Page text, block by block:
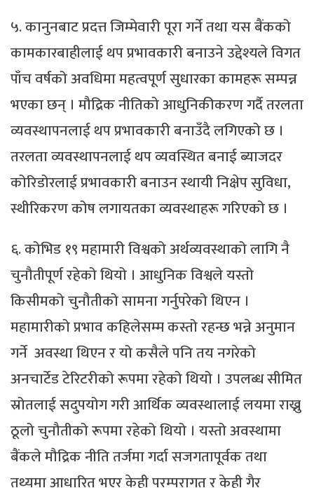
५. कानुनबाट प्रदत्त जिम्मेवारी पूरा गर्ने तथा यस बैंकको
कामकारबाहीलाई थप प्रभावकारी बनाउने उद्देश्यले विगत
पाँच वर्षको अवधिमा महत्वपूर्ण सुधारका कामहरू सम्पन्न
भएका छन् । मौद्रिक नीतिको आधुनिकीकरण गर्दै तरलता
व्यवस्थापनलाई थप प्रभावकारी बनाउँदै लगिएको छ ।
तरलता व्यवस्थापनलाई थप व्यवस्थित बनाई ब्याजदर
कोरिडोरलाई प्रभावकारी बनाउन स्थायी निक्षेप सुविधा,
स्थीरिकरण कोष लगायतका व्यवस्थाहरू गरिएको छ ।
६. कोभिड १९ महामारी विश्वको अर्थव्यवस्थाको लागि नै
चुनौतीपूर्ण रहेको थियो । आधुनिक विश्वले यस्तो
किसीमको चुनौतीको सामना गर्नुपरेको थिएन ।
महामारीको प्रभाव कहिलेसम्म कस्तो रहन्छ भन्ने अनुमान
गर्ने अवस्था थिएन र यो कसैले पनि तय नगरेको
अनचार्टेड टेरिटरीको रूपमा रहेको थियो । उपलब्ध सीमित
स्रोतलाई सदुपयोग गरी आर्थिक व्यवस्थालाई लयमा राख्नु
ठूलो चुनौतीको रूपमा रहेको थियो । यस्तो अवस्थामा
बैंकले मौद्रिक नीति तर्जमा गर्दा सजगतापूर्वक तथा
तथ्यमा आधारित भएर केही परम्परागत र केही गैर